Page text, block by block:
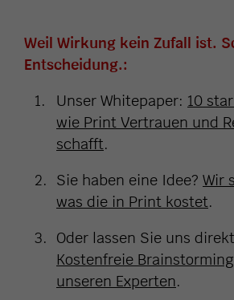
Weil Wirkung kein Zufall ist.
Entscheidung.:
Unser Whitepaper: 10
wie Print Vertrauen und
schafft.
Sie haben eine Idee? Wir
was die in Print kostet.
Oder lassen Sie uns
Kostenfreie
unseren Experten.